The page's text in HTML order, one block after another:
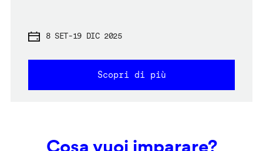
8 SET-19 DIC 2025
Scopri di più
Cosa vuoi imparare?